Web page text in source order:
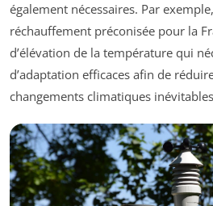
également nécessaires. Par
réchauffement préconisée pour la
d’élévation de la température qui
d’adaptation efficaces afin de
changements climatiques